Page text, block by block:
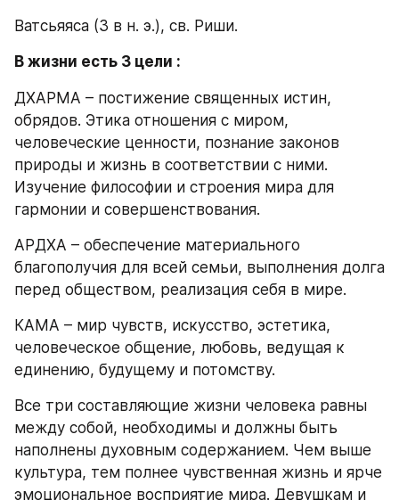
Ватсьяяса (3 в н. э.), св. Риши.
В жизни есть 3 цели :
ДХАРМА – постижение священных истин,
обрядов. Этика отношения с миром,
человеческие ценности, познание законов
природы и жизнь в соответствии с ними.
Изучение философии и строения мира для
гармонии и совершенствования.
АРДХА – обеспечение материального
благополучия для всей семьи, выполнения долга
перед обществом, реализация себя в мире.
КАМА – мир чувств, искусство, эстетика,
человеческое общение, любовь, ведущая к
единению, будущему и потомству.
Все три составляющие жизни человека равны
между собой, необходимы и должны быть
наполнены духовным содержанием. Чем выше
культура, тем полнее чувственная жизнь и ярче
эмоциональное восприятие мира. Девушкам и